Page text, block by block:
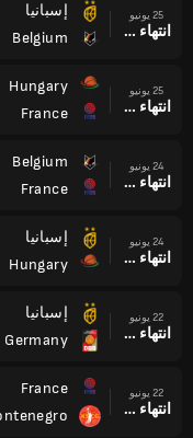
25 يونيو
انتهاء وقت المباراة
إسبانيا
Belgium
25 يونيو
انتهاء وقت المباراة
Hungary
France
24 يونيو
انتهاء وقت المباراة
Belgium
France
24 يونيو
انتهاء وقت المباراة
إسبانيا
Hungary
22 يونيو
انتهاء وقت المباراة
إسبانيا
Germany
22 يونيو
انتهاء وقت المباراة
France